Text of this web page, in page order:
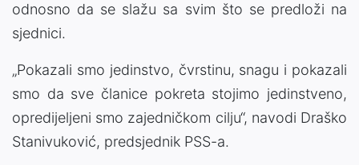
odnosno da se slažu sa svim što se predloži na
sjednici.
„Pokazali smo jedinstvo, čvrstinu, snagu i pokazali
smo da sve članice pokreta stojimo jedinstveno,
opredijeljeni smo zajedničkom cilju“, navodi Draško
Stanivuković, predsjednik PSS-a.